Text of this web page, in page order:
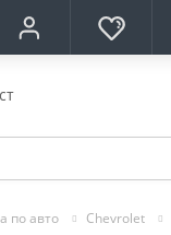
по авто Chevrolet